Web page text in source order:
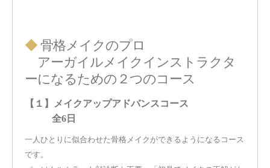
◆ 骨格メイクのプロ
アーガイルメイクインストラクタ
ーになるための２つのコース
【１】メイクアップアドバンスコース
全6日
一人ひとりに似合わせた骨格メイクができるようになるコース
です。